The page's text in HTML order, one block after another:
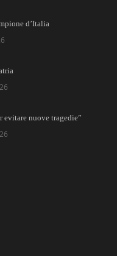
d’Italia
evitare nuove tragedie”